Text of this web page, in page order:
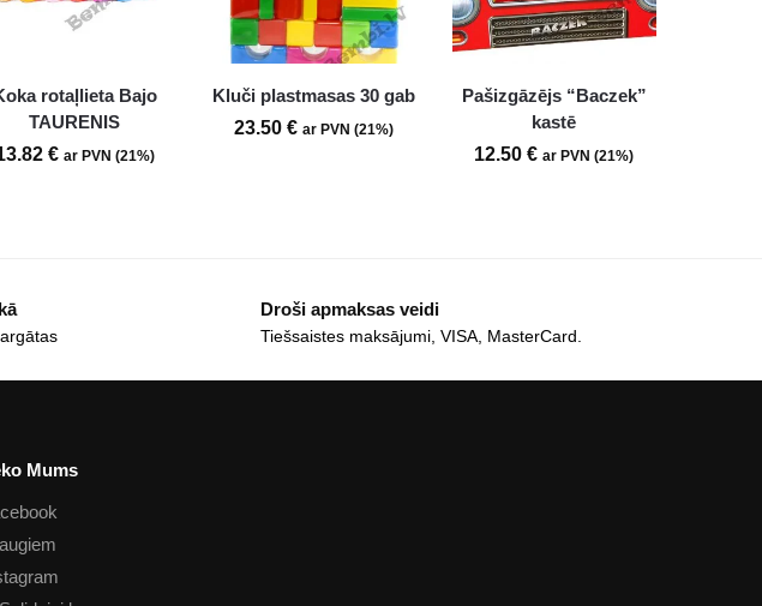
rotaļlieta Bajo
TAURENIS
€ ar PVN (21%)
Kluči plastmasas 30 gab
23.50€ ar PVN (21%)
Pašizgāzējs “Baczek”
kastē
12.50€ ar PVN (21%)
Droši apmaksas veidi
Tiešsaistes maksājumi, VISA, MasterCard.
Mums